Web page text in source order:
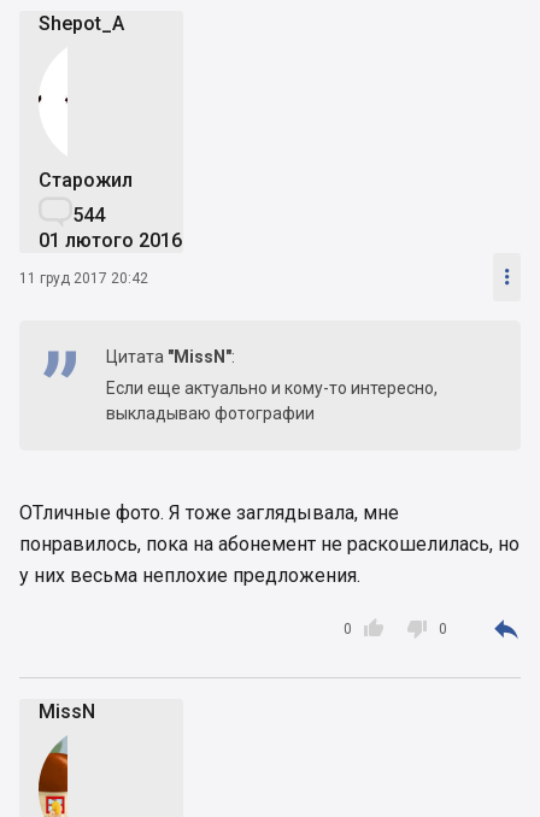
Shepot_A
Старожил
544
01 лютого 2016
11 груд 2017 20:42 
Цитата "MissN":
Если еще актуально и кому-то интересно,
выкладываю фотографии
ОТличные фото. Я тоже заглядывала, мне
понравилось, пока на абонемент не раскошелилась, но
у них весьма неплохие предложения.

0  0 
MissN